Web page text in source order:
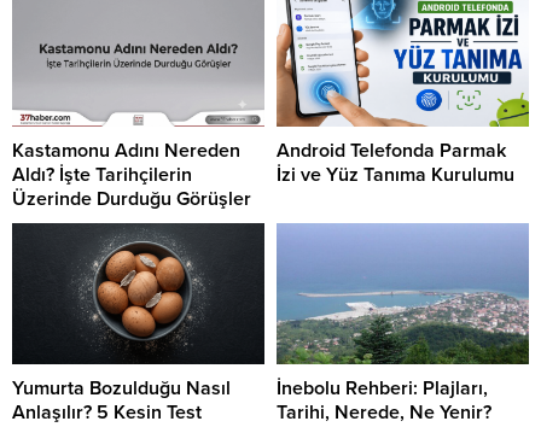
Kastamonu Adını Nereden
Aldı? İşte Tarihçilerin
Üzerinde Durduğu Görüşler
Android Telefonda Parmak
İzi ve Yüz Tanıma Kurulumu
Yumurta Bozulduğu Nasıl
Anlaşılır? 5 Kesin Test
İnebolu Rehberi: Plajları,
Tarihi, Nerede, Ne Yenir?